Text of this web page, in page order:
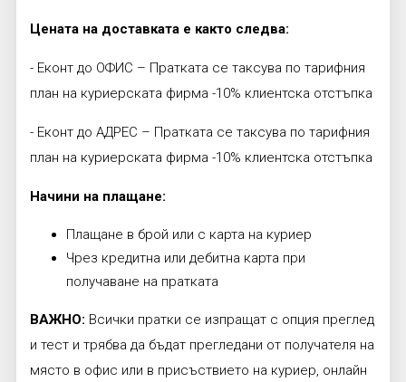
Цената на доставката е както следва:
- Еконт до ОФИС – Пратката се таксува по тарифния
план на куриерската фирма -10% клиентска отстъпка
- Еконт до АДРЕС – Пратката се таксува по тарифния
план на куриерската фирма -10% клиентска отстъпка
Начини на плащане:
Плащане в брой или с карта на куриер
Чрез кредитна или дебитна карта при
получаване на пратката
ВАЖНО: Всички пратки се изпращат с опция преглед
и тест и трябва да бъдат прегледани от получателя на
място в офис или в присъствието на куриер, онлайн